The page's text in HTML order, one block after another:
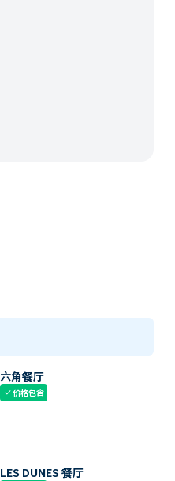
六角餐厅
check价格包含
LES DUNES 餐厅